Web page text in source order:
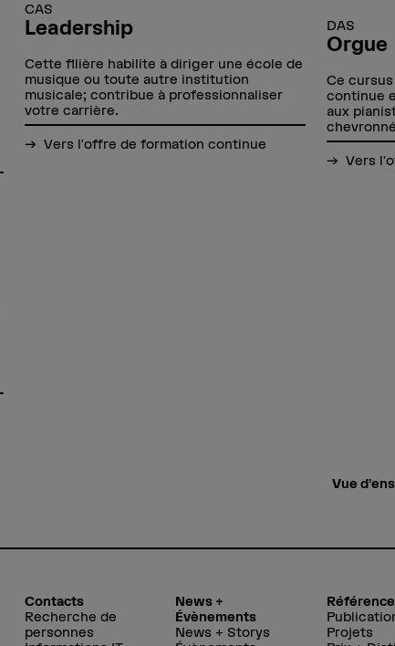
CAS
Leadership
Cette filière habilite à diriger une école de
musique ou toute autre institution
musicale; contribue à professionnaliser
votre carrière.
Vers l'offre de formation continue
DAS
Orgue
Ce
continue
aux
Vers
Vue
Contacts
Recherche de
personnes
News +
Évènements
News + Storys
Projets